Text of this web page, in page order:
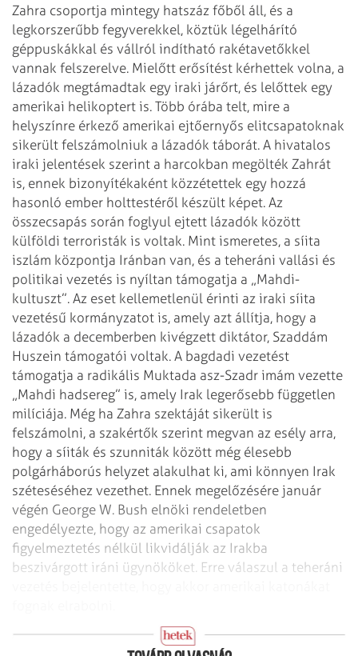
Zahra csoportja mintegy hatszáz főből áll, és a
legkorszerűbb fegyverekkel, köztük légelhárító
géppuskákkal és vállról indítható rakétavetőkkel
vannak felszerelve. Mielőtt erősítést kérhettek volna, a
lázadók megtámadtak egy iraki járőrt, és lelőttek egy
amerikai helikoptert is. Több órába telt, mire a
helyszínre érkező amerikai ejtőernyős elitcsapatoknak
sikerült felszámolniuk a lázadók táborát. A hivatalos
iraki jelentések szerint a harcokban megölték Zahrát
is, ennek bizonyítékaként közzétettek egy hozzá
hasonló ember holttestéről készült képet. Az
összecsapás során foglyul ejtett lázadók között
külföldi terroristák is voltak. Mint ismeretes, a síita
iszlám központja Iránban van, és a teheráni vallási és
politikai vezetés is nyíltan támogatja a „Mahdi-
kultuszt”. Az eset kellemetlenül érinti az iraki síita
vezetésű kormányzatot is, amely azt állítja, hogy a
lázadók a decemberben kivégzett diktátor, Szaddám
Huszein támogatói voltak. A bagdadi vezetést
támogatja a radikális Muktada asz-Szadr imám vezette
„Mahdi hadsereg” is, amely Irak legerősebb független
milíciája. Még ha Zahra szektáját sikerült is
felszámolni, a szakértők szerint megvan az esély arra,
hogy a síiták és szunniták között még élesebb
polgárháborús helyzet alakulhat ki, ami könnyen Irak
széteséséhez vezethet. Ennek megelőzésére január
végén George W. Bush elnöki rendeletben
engedélyezte, hogy az amerikai csapatok
figyelmeztetés nélkül likvidálják az Irakba
beszivárgott iráni ügynököket. Erre válaszul a teheráni